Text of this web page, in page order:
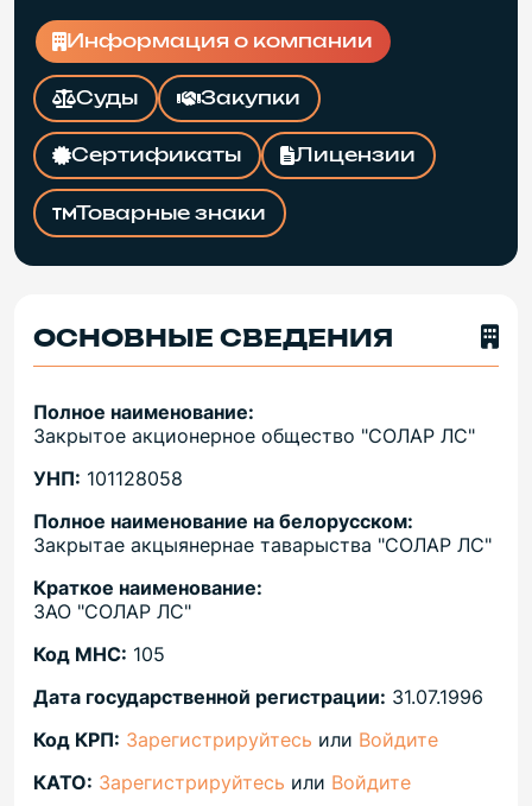
Информация о компании
Суды Закупки
Сертификаты Лицензии
Товарные знаки
ОСНОВНЫЕ СВЕДЕНИЯ
Полное наименование:
Закрытое акционерное общество "СОЛАР ЛС"
УНП: 101128058
Полное наименование на белорусском:
Закрытае акцыянернае таварыства "СОЛАР ЛС"
Краткое наименование:
ЗАО "СОЛАР ЛС"
Код МНС: 105
Дата государственной регистрации: 31.07.1996
Код КРП: Зарегистрируйтесь или Войдите
КАТО: Зарегистрируйтесь или Войдите